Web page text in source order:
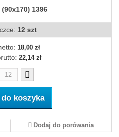
1396
12 szt
18,00 zł
22,14 zł
do koszyka
Dodaj do porówania